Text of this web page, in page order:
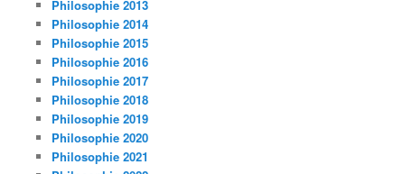
Philosophie 2013
Philosophie 2014
Philosophie 2015
Philosophie 2016
Philosophie 2017
Philosophie 2018
Philosophie 2019
Philosophie 2020
Philosophie 2021